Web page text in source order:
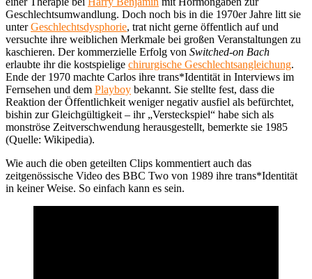
Geschlechtsumwandlung. Doch noch bis in die 1970er Jahre litt sie
unterGeschlechtsdysphorie, trat nicht gerne öffentlich auf und
versuchte ihre weiblichen Merkmale bei großen Veranstaltungen zu
kaschieren. Der kommerzielle Erfolg von Switched-on Bach
erlaubte ihr die kostspielige chirurgische Geschlechtsangleichung.
Ende der 1970 machte Carlos ihre trans*Identität in Interviews im
Fernsehen und dem Playboy bekannt. Sie stellte fest, dass die
Reaktion der Öffentlichkeit weniger negativ ausfiel als befürchtet,
bishin zur Gleichgültigkeit – ihr „Versteckspiel“ habe sich als
monströse Zeitverschwendung herausgestellt, bemerkte sie 1985
(Quelle: Wikipedia).
Wie auch die oben geteilten Clips kommentiert auch das
zeitgenössische Video des BBC Two von 1989 ihre trans*Identität
in keiner Weise. So einfach kann es sein.